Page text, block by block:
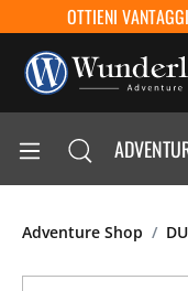
OTTIENI
Adventure Shop